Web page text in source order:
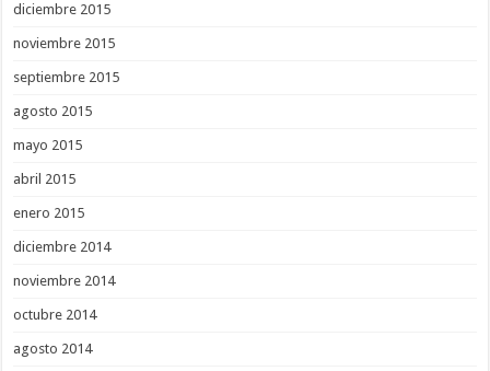
diciembre 2015
noviembre 2015
septiembre 2015
agosto 2015
mayo 2015
abril 2015
enero 2015
diciembre 2014
noviembre 2014
octubre 2014
agosto 2014